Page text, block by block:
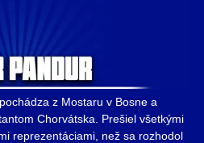
z Mostaru v Bosne a
Chorvátska. Prešiel všetkými
reprezentáciami, než sa rozhodol